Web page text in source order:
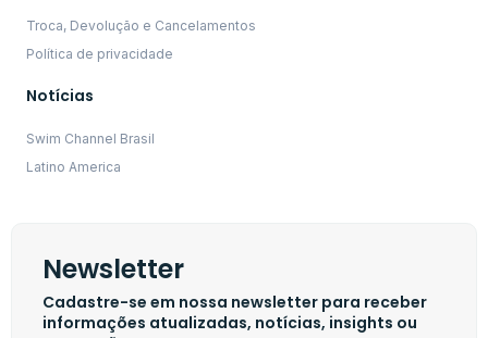
Troca, Devolução e Cancelamentos
Política de privacidade
Notícias
Swim Channel Brasil
Latino America
Newsletter
Cadastre-se em nossa newsletter para receber
informações atualizadas, notícias, insights ou